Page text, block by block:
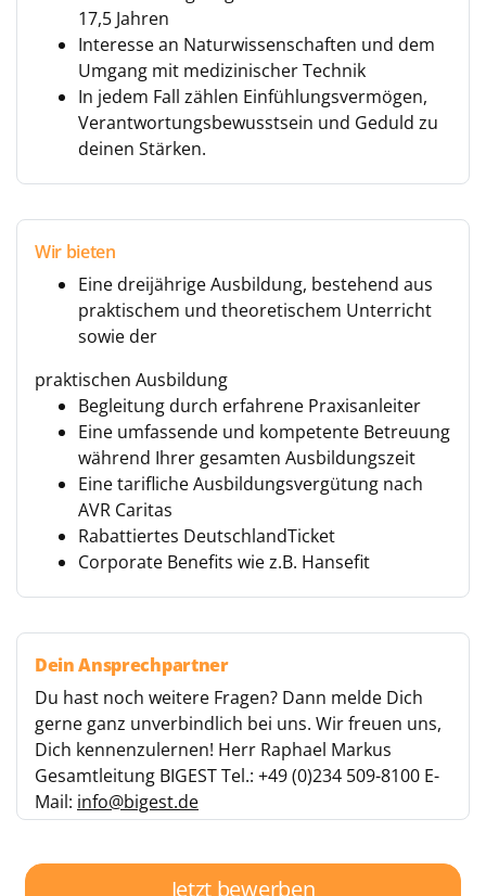
17,5 Jahren
Interesse an Naturwissenschaften und dem
Umgang mit medizinischer Technik
In jedem Fall zählen Einfühlungsvermögen,
Verantwortungsbewusstsein und Geduld zu
deinen Stärken.
Wir bieten
Eine dreijährige Ausbildung, bestehend aus
praktischem und theoretischem Unterricht
sowie der
praktischen Ausbildung
Begleitung durch erfahrene Praxisanleiter
Eine umfassende und kompetente Betreuung
während Ihrer gesamten Ausbildungszeit
Eine tarifliche Ausbildungsvergütung nach
AVR Caritas
Rabattiertes DeutschlandTicket
Corporate Benefits wie z.B. Hansefit
Dein Ansprechpartner
Du hast noch weitere Fragen? Dann melde Dich
gerne ganz unverbindlich bei uns. Wir freuen uns,
Dich kennenzulernen! Herr Raphael Markus
Gesamtleitung BIGEST Tel.: +49 (0)234 509-8100 E-
Mail: info@bigest.de
Jetzt bewerben